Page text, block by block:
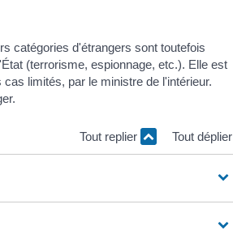
catégories d'étrangers sont toutefois
(terrorisme, espionnage, etc.). Elle est
limités, par le ministre de l'intérieur.
Tout replier Tout déplier